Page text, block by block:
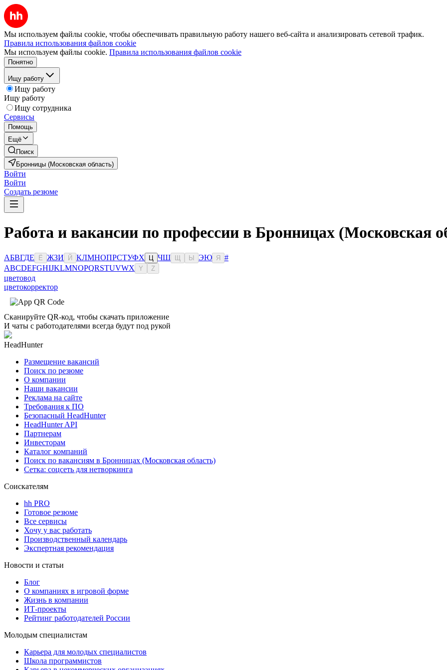
Мы используем файлы cookie, чтобы обеспечивать правильную работу нашего веб-сайта и анализировать сетевой трафик.
Правила использования файлов cookie
Мы используем файлы cookie. Правила использования файлов cookie
Понятно
Ищу работу
Ищу работу
Ищу работу
Ищу сотрудника
Сервисы
Помощь
Ещё
Поиск
Бронницы (Московская область)
Войти
Войти
Создать резюме
Работа и вакансии по профессии в Бронницах (Московская
АБВГДЕ Ё ЖЗИ Й КЛМНОПРСТУФХ ЧШ Ы ЭЮ Я
#
ABCDEFGHIJKLMNOPQRSTUVWX Y Z
цветовод
цветокорректор
Сканируйте QR-код, чтобы скачать приложение
И чаты с работодателями всегда будут под рукой
HeadHunter
Размещение вакансий
Поиск по резюме
О компании
Наши вакансии
Реклама на сайте
Требования к ПО
Безопасный HeadHunter
HeadHunter API
Партнерам
Инвесторам
Каталог компаний
Поиск по вакансиям в Бронницах (Московская область)
Сетка: соцсеть для нетворкинга
Соискателям
hh PRO
Готовое резюме
Все сервисы
Хочу у вас работать
Производственный календарь
Экспертная рекомендация
Новости и статьи
Блог
О компаниях в игровой форме
Жизнь в компании
ИТ-проекты
Рейтинг работодателей России
Молодым специалистам
Карьера для молодых специалистов
Школа программистов